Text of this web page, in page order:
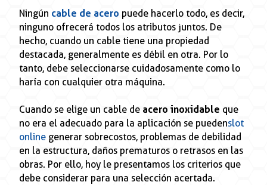
Ningún cable de acero puede hacerlo todo, es decir,
ninguno ofrecerá todos los atributos juntos. De
hecho, cuando un cable tiene una propiedad
destacada, generalmente es débil en otra. Por lo
tanto, debe seleccionarse cuidadosamente como lo
haría con cualquier otra máquina.
Cuando se elige un cable de acero inoxidable que
no era el adecuado para la aplicación se puedenslot
online generar sobrecostos, problemas de debilidad
en la estructura, daños prematuros o retrasos en las
obras. Por ello, hoy le presentamos los criterios que
debe considerar para una selección acertada.